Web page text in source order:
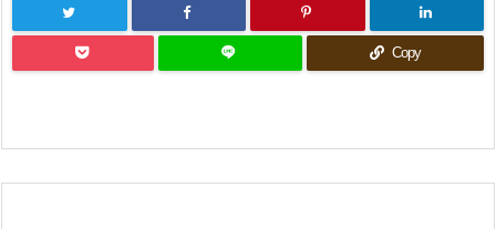
Copy